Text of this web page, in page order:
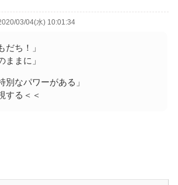
03/04(水) 10:01:34
だち！」
ままに」
別なパワーがある」
する＜＜